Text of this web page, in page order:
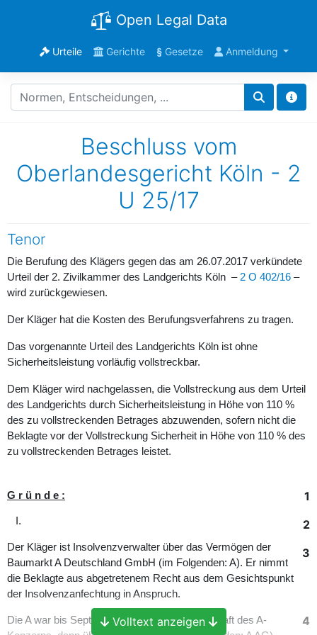
Open Legal Data
Urteile Gerichte §Gesetze Anmeldung
Beschluss vom
Oberlandesgericht Köln - 2
U 25/17
Tenor
Die Berufung des Klägers gegen das am 26.07.2017 verkündete
Urteil der 2. Zivilkammer des Landgerichts Köln – 2 O 402/16 –
wird zurückgewiesen.
Der Kläger hat die Kosten des Berufungsverfahrens zu tragen.
Das vorgenannte Urteil des Landgerichts Köln ist ohne
Sicherheitsleistung vorläufig vollstreckbar.
Dem Kläger wird nachgelassen, die Vollstreckung aus dem Urteil
des Landgerichts durch Sicherheitsleistung in Höhe von 110 %
des zu vollstreckenden Betrages abzuwenden, sofern nicht die
Beklagte vor der Vollstreckung Sicherheit in Höhe von 110 % des
zu vollstreckenden Betrages leistet.
1
G r ü n d e :
2
I.
3
Der Kläger ist Insolvenzverwalter über das Vermögen der
Baumarkt A Deutschland GmbH (im Folgenden: A). Er nimmt
die Beklagte aus abgetretenem Recht aus dem Gesichtspunkt
der Insolvenzanfechtung in Anspruch.
4
Die A war bis September 2009 Muttergesellschaft des A-
Volltext anzeigen